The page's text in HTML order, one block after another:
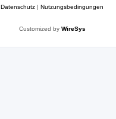
Datenschutz | Nutzungsbedingungen
Customized by WireSys